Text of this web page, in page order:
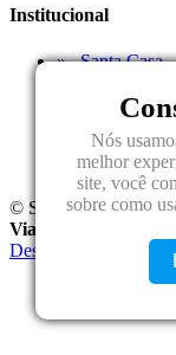
Institucional
» Santa Casa
» Palavra do
» Corpo
» Vídeos
© Santa Casa
Vianna
Desenvolvido por
Nós
melhor
site, você
sobre como